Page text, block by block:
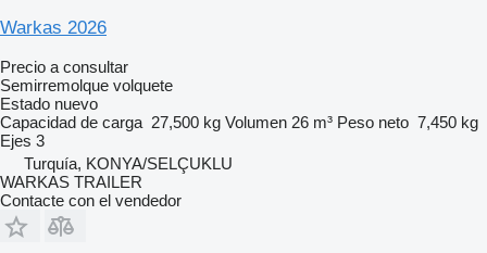
Warkas 2026
Precio a consultar
Semirremolque volquete
Estado nuevo
Capacidad de carga 27,500 kg Volumen 26 m³ Peso neto 7,450 kg
Ejes 3
Turquía, KONYA/SELÇUKLU
WARKAS TRAILER
Contacte con el vendedor